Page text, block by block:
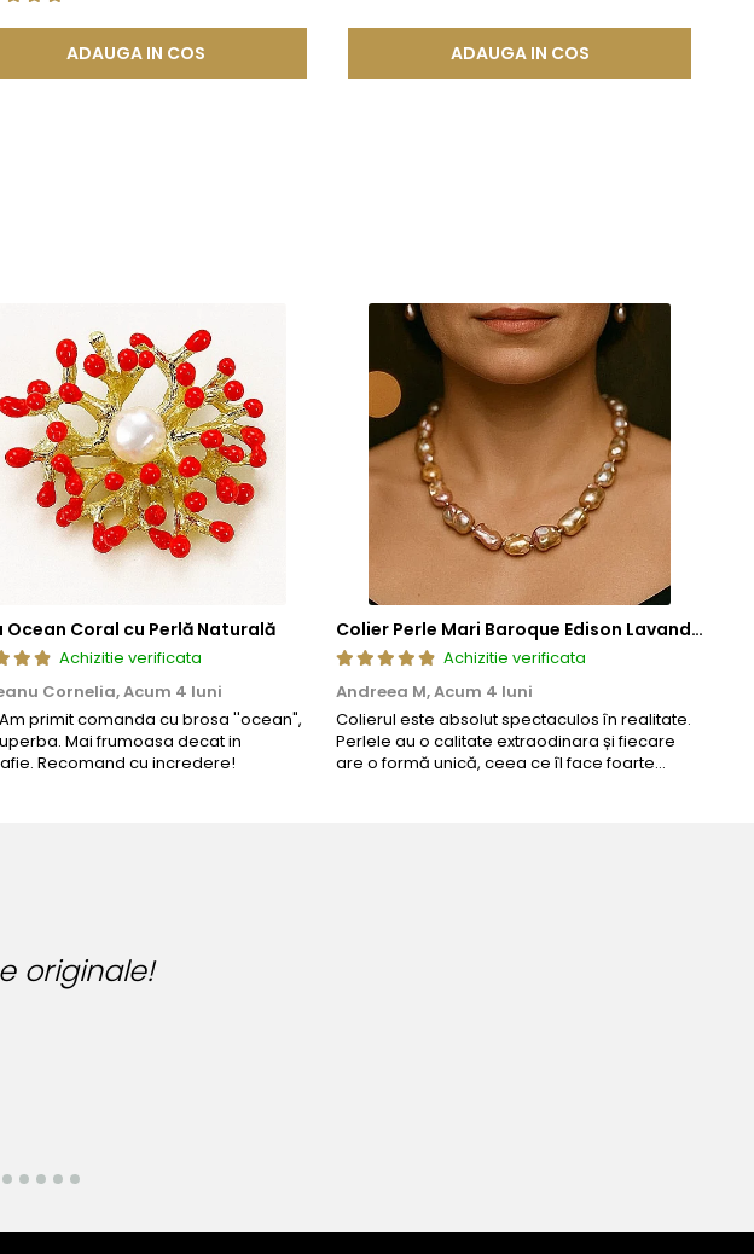
ADAUGA IN COS ADAUGA IN COS
Ocean Coral cu Perlă Naturală
Achizitie verificata
Cornelia,Acum 4 luni
primit comanda cu brosa ''ocean",
Mai frumoasa decat in
Recomand cu incredere!
Colier Perle Mari Baroque Edison Lavandă, Calitatea AAA, Aur 14K | KASKADDA®
Achizitie verificata
Andreea M,Acum 4 luni
Colierul este absolut spectaculos în realitate.
Perlele au o calitate extraodinara și fiecare
are o formă unică, ceea ce îl face foarte
ziua perfecta!